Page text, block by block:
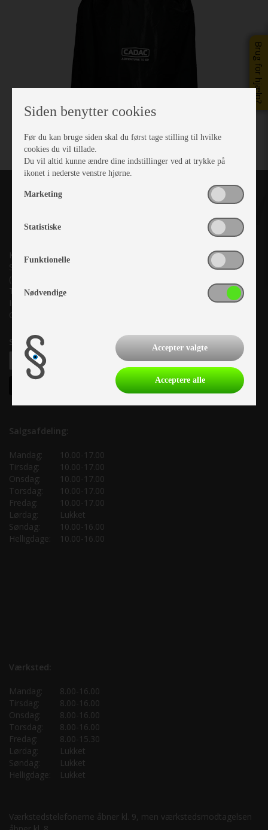
Brug for hjælp?
Kronjyllands Camping Center A/S
Suderholmen 10, 8960 Randers SØ
(Lige ud til Grenåvej)
Tlf. +45 87 10 98 70
Info@as-kcc.dk
CVR: 33 38 77 33
Samtykke til nyhedsbrev
Salgsafdeling:
Mandag:
10.00-17.00
Tirsdag:
10.00-17.00
Onsdag:
10.00-17.00
Torsdag:
10.00-17.00
Fredag:
10.00-17.00
Lørdag:
Lukket
Søndag:
10.00-16.00
Helligdage:
10.00-16.00
Værksted:
Mandag:
8.00-16.00
Tirsdag:
8.00-16.00
Onsdag:
8.00-16.00
Torsdag:
8.00-16.00
Fredag:
8.00-15.30
Lørdag:
Lukket
Søndag:
Lukket
Helligdage:
Lukket
Værkstedstelefonerne åbner kl. 9, men værkstedsmodtagelsen
Siden benytter cookies
Før du kan bruge siden skal du først tage stilling til hvilke
cookies du vil tillade.
Du vil altid kunne ændre dine indstillinger ved at trykke på
ikonet i nederste venstre hjørne.
Marketing
Statistiske
Funktionelle
Nødvendige
Accepter valgte
Acceptere alle